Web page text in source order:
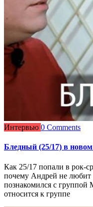
Интервью 0 Comments
Бледный (25/17) в
Как 25/17 попали в рок-
почему Андрей не любит
познакомился с группой
относится к группе